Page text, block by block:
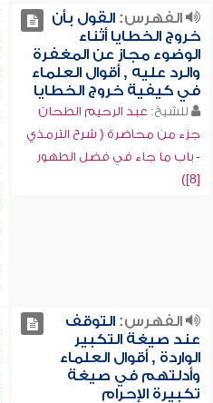
الفهرس:القول بأن
خروج الخطايا أثناء
الوضوء مجاز عن المغفرة
والرد عليه , أقوال العلماء
في كيفية خروج الخطايا
للشيخ: عبد الرحيم الطحان
جزء من محاضرة ( شرح الترمذي
- باب ما جاء في فضل الطهور
[8])
الفهرس:التوقف
عند صيغة التكبير
الواردة , أقوال العلماء
وأدلتهم في صيغة
تكبيرة الإحرام